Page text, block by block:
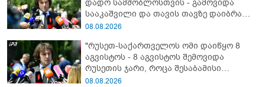
დადო სამშობლოსთვის - გამოვიდა
სააკაშვილი და თავის თავზე დაიბრალა
ანწუხელიძის გმირობა, სამარცხვინო
სააკაშვილისთვის შეგინებას თუ რაღაც
ამგვარს სთხოვდნენ მას"
08.08.2026
"რუსეთ-საქართველოს ომი დაიწყო 8
აგვისტოს - 8 აგვისტოს შემოვიდა
რუსეთის ჯარი, როცა შესაბამისი
განცხადება გააკეთა რუსეთის
08.08.2026